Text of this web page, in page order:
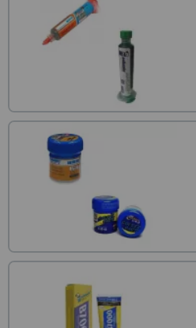
GUÍA DE COMPRA
912 477 744
HORARIO de TIENDA:
Lunes a Viernes 09:30h a 20:00h
También atendemos Whatsapp
REGISTRO